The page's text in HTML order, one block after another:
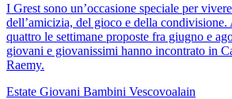
I Grest sono un’occasione speciale per
dell’amicizia, del gioco e della
quattro le settimane proposte fra giugno e
giovani e giovanissimi hanno incontrato in
Raemy.
Estate Giovani Bambini Vescovoalain